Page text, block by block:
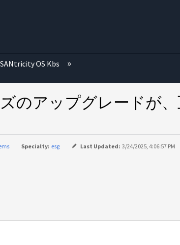
SANtricity OS Kbs
のアップグレードが
Specialty: esg Last Updated: 3/24/2025, 4:06:57 PM